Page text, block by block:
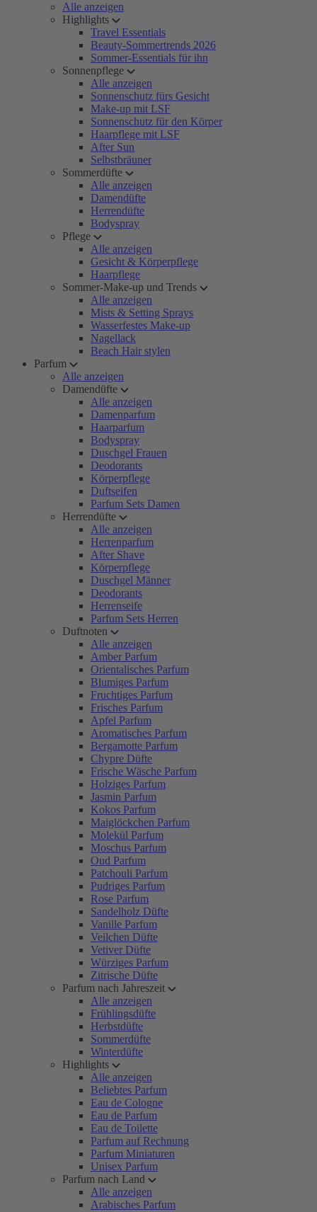
Alle anzeigen
Highlights
Travel Essentials
Beauty-Sommertrends 2026
Sommer-Essentials für ihn
Sonnenpflege
Alle anzeigen
Sonnenschutz fürs Gesicht
Make-up mit LSF
Sonnenschutz für den Körper
Haarpflege mit LSF
After Sun
Selbstbräuner
Sommerdüfte
Alle anzeigen
Damendüfte
Herrendüfte
Bodyspray
Pflege
Alle anzeigen
Gesicht & Körperpflege
Haarpflege
Sommer-Make-up und Trends
Alle anzeigen
Mists & Setting Sprays
Wasserfestes Make-up
Nagellack
Beach Hair stylen
Parfum
Alle anzeigen
Damendüfte
Alle anzeigen
Damenparfum
Haarparfum
Bodyspray
Duschgel Frauen
Deodorants
Körperpflege
Duftseifen
Parfum Sets Damen
Herrendüfte
Alle anzeigen
Herrenparfum
After Shave
Körperpflege
Duschgel Männer
Deodorants
Herrenseife
Parfum Sets Herren
Duftnoten
Alle anzeigen
Amber Parfum
Orientalisches Parfum
Blumiges Parfum
Fruchtiges Parfum
Frisches Parfum
Apfel Parfum
Aromatisches Parfum
Bergamotte Parfum
Chypre Düfte
Frische Wäsche Parfum
Holziges Parfum
Jasmin Parfum
Kokos Parfum
Maiglöckchen Parfum
Molekül Parfum
Moschus Parfum
Oud Parfum
Patchouli Parfum
Pudriges Parfum
Rose Parfum
Sandelholz Düfte
Vanille Parfum
Veilchen Düfte
Vetiver Düfte
Würziges Parfum
Zitrische Düfte
Parfum nach Jahreszeit
Alle anzeigen
Frühlingsdüfte
Herbstdüfte
Sommerdüfte
Winterdüfte
Highlights
Alle anzeigen
Beliebtes Parfum
Eau de Cologne
Eau de Parfum
Eau de Toilette
Parfum auf Rechnung
Parfum Miniaturen
Unisex Parfum
Parfum nach Land
Alle anzeigen
Arabisches Parfum